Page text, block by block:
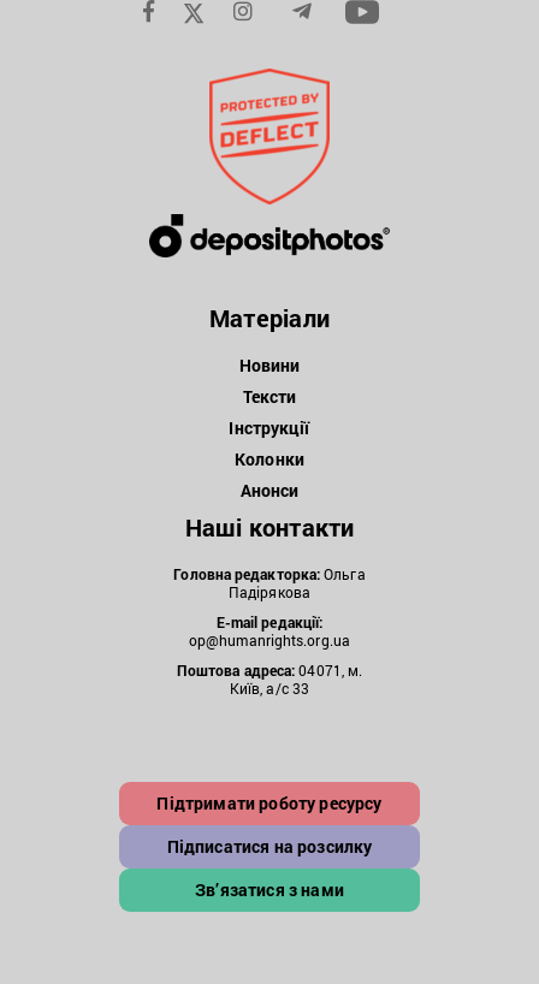
Матеріали
Новини
Тексти
Інструкції
Колонки
Анонси
Наші контакти
Головна редакторка:Ольга
Падірякова
E-mail редакції:
op@humanrights.org.ua
Поштова адреса:04071, м.
Київ, а/с 33
Підтримати роботу ресурсу
Підписатися на розсилку
Зв’язатися з нами